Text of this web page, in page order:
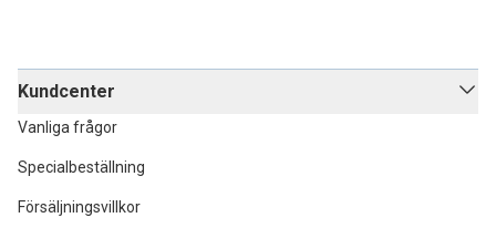
Kundcenter
Vanliga frågor
Specialbeställning
Försäljningsvillkor